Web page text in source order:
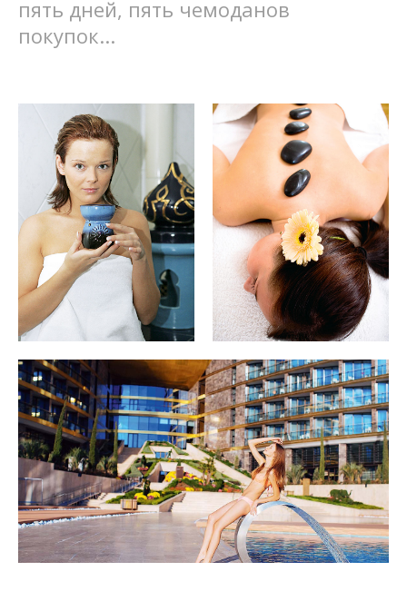
пять дней, пять чемоданов
покупок...